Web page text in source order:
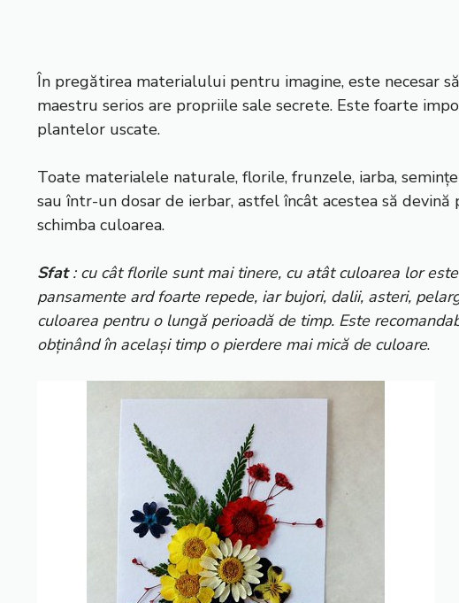
În pregătirea materialului pentru imagine, este necesar
maestru serios are propriile sale secrete. Este foarte
plantelor uscate.
Toate materialele naturale, florile, frunzele, iarba,
sau într-un dosar de ierbar, astfel încât acestea să
schimba culoarea.
Sfat: cu cât florile sunt mai tinere, cu atât culoarea lor
pansamente ard foarte repede, iar bujori, dalii, asteri,
culoarea pentru o lungă perioadă de timp. Este
obținând în același timp o pierdere mai mică de culoare.